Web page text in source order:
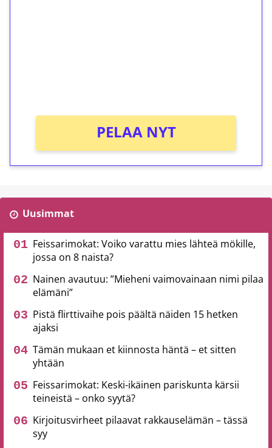
PELAA NYT
Uusimmat
Feissarimokat: Voiko varattu mies lähteä mökille,
jossa on 8 naista?
Nainen avautuu: ”Mieheni vaimovainaan nimi pilaa
elämäni”
Pistä flirttivaihe pois päältä näiden 15 hetken
ajaksi
Tämän mukaan et kiinnosta häntä – et sitten
yhtään
Feissarimokat: Keski-ikäinen pariskunta kärsii
teineistä – onko syytä?
Kirjoitusvirheet pilaavat rakkauselämän – tässä
syy